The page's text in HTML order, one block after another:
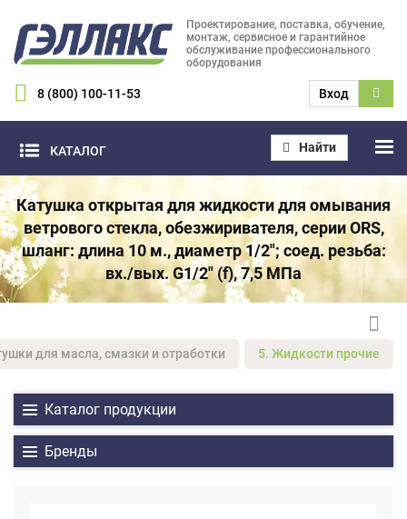
Проектирование, поставка, обучение,
монтаж, сервисное и гарантийное
обслуживание профессионального
оборудования
8 (800) 100-11-53 Вход
КАТАЛОГ Найти
Катушка открытая для жидкости для омывания
ветрового стекла, обезжиривателя, серии ORS,
шланг: длина 10 м., диаметр 1/2"; соед. резьба:
вх./вых. G1/2" (f), 7,5 МПа
для масла, смазки и отработки 5. Жидкости прочие
Каталог продукции
Бренды